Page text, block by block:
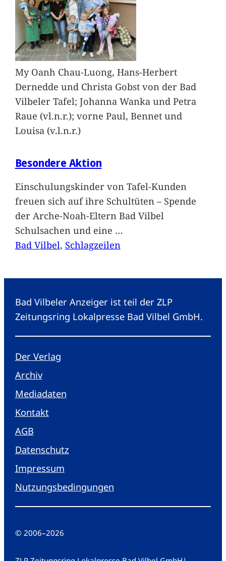
My Oanh Chau-Luong, Hans-Herbert
Dernedde und Christa Gobst von der Bad
Vilbeler Tafel; Johanna Wanka und Petra
Raue (vl.n.r.); vorne Paul, Bennet und
Louisa (v.l.n.r.)
Besondere Aktion
Einschulungskinder von Tafel-Kunden
freuen sich auf ihre Schultüten – Spende
der Arche-Noah-Eltern Bad Vilbel
Schulsachen und eine …
Bad Vilbel, Schlagzeilen
Bad Vilbeler Anzeiger ist teil der ZLP
Zeitungsring Lokalpresse Bad Vilbel GmbH.
Der Verlag
Archiv
Mediadaten
Kontakt
AGB
Datenschutz
Impressum
Nutzungsbedingungen
© 2006–2026